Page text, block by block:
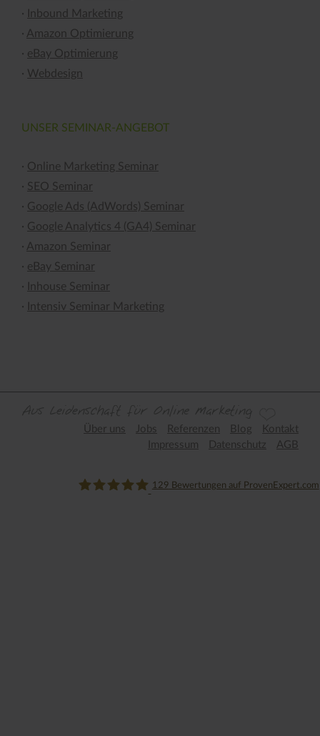
·
Inbound Marketing
· Amazon Optimierung
· eBay Optimierung
· Webdesign
UNSER SEMINAR-ANGEBOT
· Online Marketing Seminar
· SEO Seminar
· Google Ads (AdWords) Seminar
· Google Analytics 4 (GA4) Seminar
· Amazon Seminar
· eBay Seminar
·
Inhouse Seminar
·
Intensiv Seminar Marketing
Über uns Jobs Referenzen Blog
Kontakt
Impressum
Datenschutz AGB
129 Bewertungen auf ProvenExpert.com